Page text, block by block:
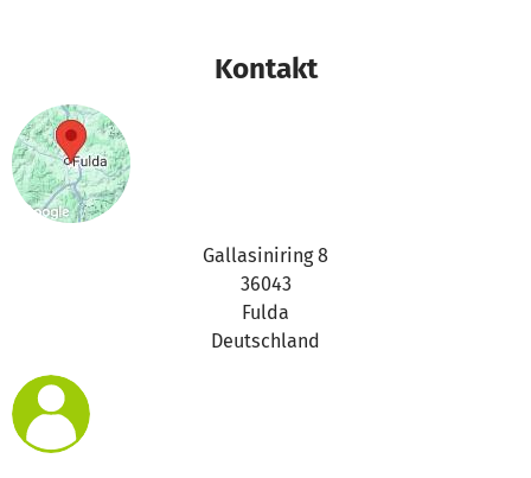
Kontakt
Gallasiniring 8
36043
Fulda
Deutschland